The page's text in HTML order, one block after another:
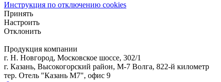
Инструкция по отключению cookies
Принять
Настроить
Отклонить
Продукция компании
г. Н. Новгород, Московское шоссе, 302/1
г. Казань, Высокогорский район, М-7 Волга, 822-й километр
тер. Отель "Казань М7", офис 9